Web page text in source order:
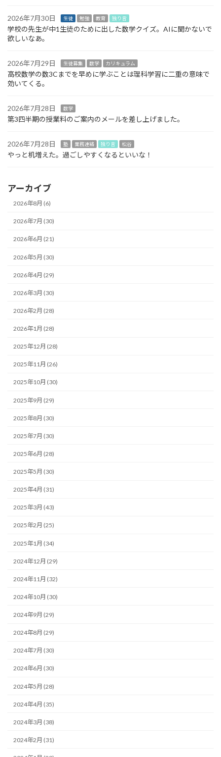
2026年7月30日 生徒 勉強 教育 独り言
学校の先生が中1生徒のために出した数学クイズ。AIに聞かないで
欲しいなあ。
2026年7月29日 生徒募集 数学 カリキュラム
高校数学の数3Cまでを早めに学ぶことは理科学習に二重の意味で
効いてくる。
2026年7月28日 数学
第3四半期の授業料のご案内のメールを差し上げました。
2026年7月28日 塾 業務連絡 独り言 松谷
やっと机増えた。過ごしやすくなるといいな！
アーカイブ
2026年8月 (6)
2026年7月 (30)
2026年6月 (21)
2026年5月 (30)
2026年4月 (29)
2026年3月 (30)
2026年2月 (28)
2026年1月 (28)
2025年12月 (28)
2025年11月 (26)
2025年10月 (30)
2025年9月 (29)
2025年8月 (30)
2025年7月 (30)
2025年6月 (28)
2025年5月 (30)
2025年4月 (31)
2025年3月 (43)
2025年2月 (25)
2025年1月 (34)
2024年12月 (29)
2024年11月 (32)
2024年10月 (30)
2024年9月 (29)
2024年8月 (29)
2024年7月 (30)
2024年6月 (30)
2024年5月 (28)
2024年4月 (35)
2024年3月 (38)
2024年2月 (31)